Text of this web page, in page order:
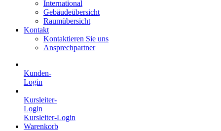
International
Gebäudeübersicht
Raumübersicht
Kontakt
Kontaktieren Sie uns
Ansprechpartner
Kunden-
Login
Kursleiter-
Login
Kursleiter-Login
Warenkorb